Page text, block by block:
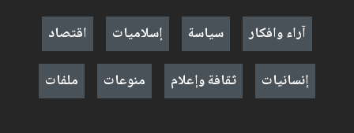
آراء وافكار
سياسة إسلاميات
اقتصاد
إنسانيات
ثقافة وإعلام منوعات ملفات